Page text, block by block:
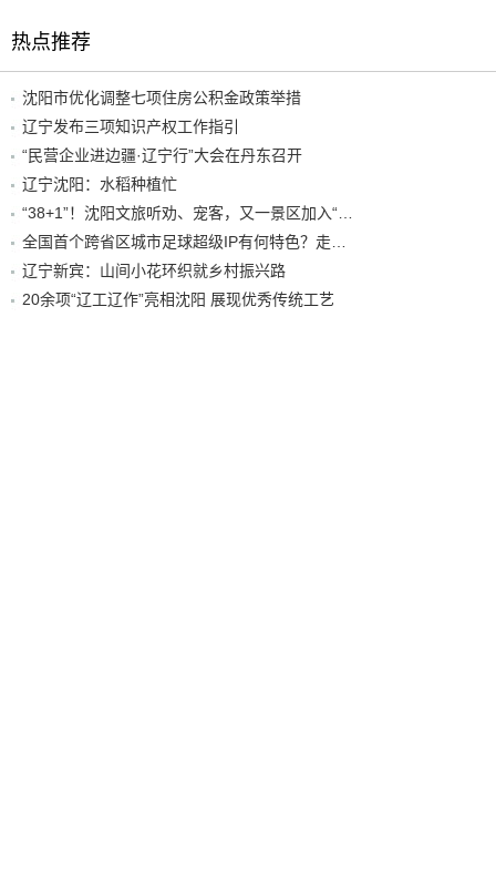
热点推荐
沈阳市优化调整七项住房公积金政策举措
辽宁发布三项知识产权工作指引
“民营企业进边疆·辽宁行”大会在丹东召开
辽宁沈阳：水稻种植忙
辽宁新宾：山间小花环织就乡村振兴路
20余项“辽工辽作”亮相沈阳 展现优秀传统工艺